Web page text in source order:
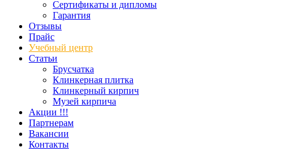
Сертификаты и дипломы
Гарантия
Отзывы
Прайс
Учебный центр
Статьи
Брусчатка
Клинкерная плитка
Клинкерный кирпич
Музей кирпича
Акции !!!
Партнерам
Вакансии
Контакты